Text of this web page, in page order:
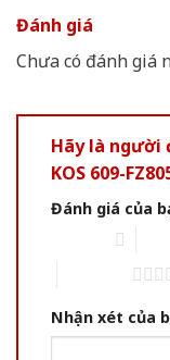
Đánh giá
Chưa có đánh giá
Hãy là người
KOS 609-
Đánh giá của
Nhận xét của